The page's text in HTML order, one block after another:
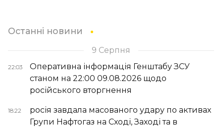
Останні новини
9 Серпня
22:03
Оперативна інформація Генштабу ЗСУ
станом на 22:00 09.08.2026 щодо
російського вторгнення
18:22
росія завдала масованого удару по активах
Групи Нафтогаз на Сході, Заході та в